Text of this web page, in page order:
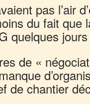
pas l’air
du fait que
quelques
de «
de chantier